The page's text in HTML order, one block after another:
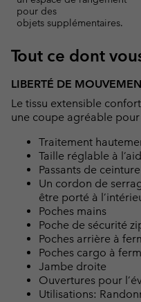
pour des
objets supplémentaires.
Tout ce dont
LIBERTÉ DE
Le tissu extensible
une coupe agréable
Traitement
Taille réglable à
Passants de
Un cordon de
être porté à
Poches mains
Poche de sécurité
Poches arrière à
Poches cargo à
Jambe droite
Ouvertures pour
Utilisations: